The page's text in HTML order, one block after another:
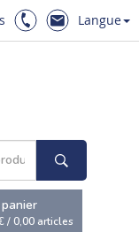
Langue
/0,00 articles